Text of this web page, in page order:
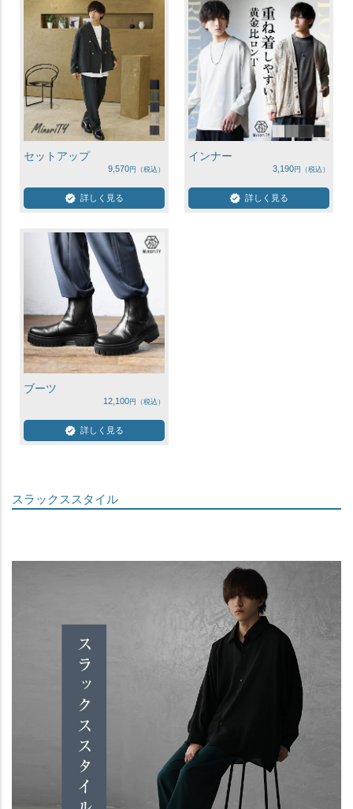
セットアップ
9,570
詳しく見る
インナー
3,190
詳しく見る
ブーツ
12,100
詳しく見る
スラックススタイル